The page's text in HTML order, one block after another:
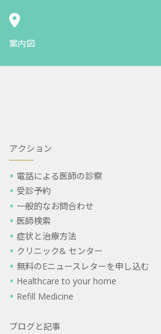
案内図
アクション
電話による医師の診察
受診予約
一般的なお問合わせ
医師検索
症状と治療方法
クリニック& センター
無料のEニュースレターを申し込む
Healthcare to your home
Refill Medicine
ブログと記事